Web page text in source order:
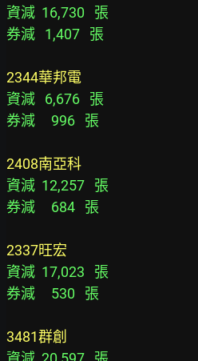
資減  16,730   張
券減   1,407   張
2344華邦電
資減   6,676   張
券減     996   張
2408南亞科
資減  12,257   張
券減     684   張
2337旺宏
資減  17,023   張
券減     530   張
3481群創